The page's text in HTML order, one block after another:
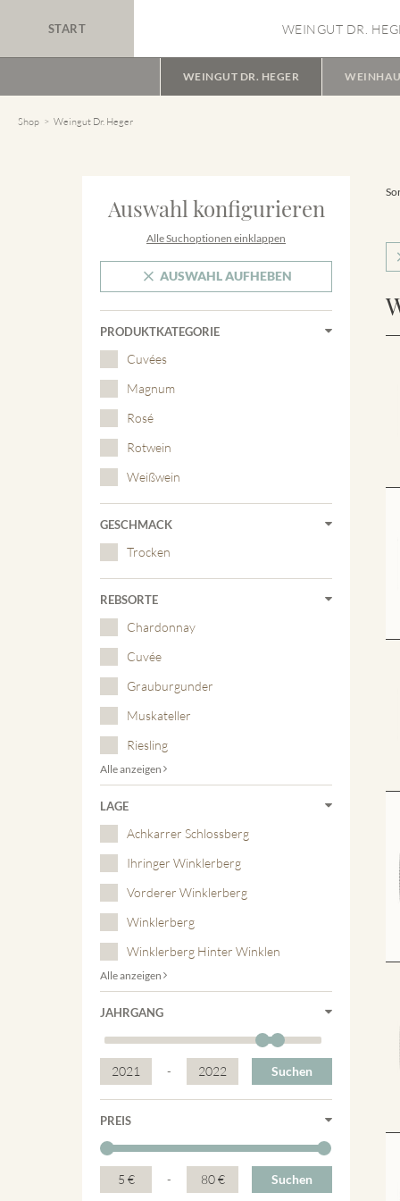
START WEINGUT DR.
WEINGUT DR. HEGER
Shop Weingut Dr. Heger
Auswahl konfigurieren
Alle Suchoptionen einklappen
AUSWAHL AUFHEBEN
PRODUKTKATEGORIE
Cuvées
Magnum
Rosé
Rotwein
Weißwein
GESCHMACK
Trocken
REBSORTE
Chardonnay
Cuvée
Grauburgunder
Muskateller
Riesling
Alle anzeigen
LAGE
Achkarrer Schlossberg
Ihringer Winklerberg
Vorderer Winklerberg
Winklerberg
Winklerberg Hinter Winklen
Alle anzeigen
JAHRGANG
2021 - 2022 Suchen
PREIS
5 € - 80 € Suchen